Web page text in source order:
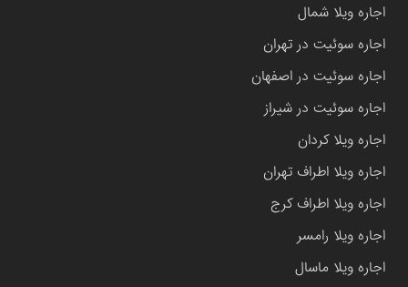
اجاره ویلا شمال
اجاره سوئیت در تهران
اجاره سوئیت در اصفهان
اجاره سوئیت در شیراز
اجاره ویلا کردان
اجاره ویلا اطراف تهران
اجاره ویلا اطراف کرج
اجاره ویلا رامسر
اجاره ویلا ماسال